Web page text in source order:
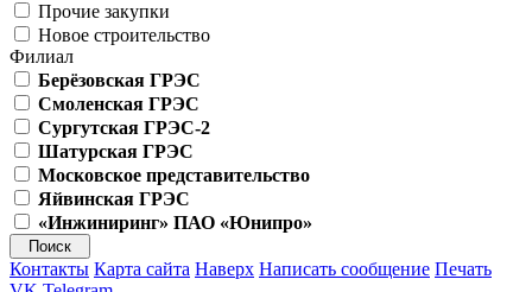
Прочие закупки
Новое строительство
Филиал
Берёзовская ГРЭС
Смоленская ГРЭС
Сургутская ГРЭС-2
Шатурская ГРЭС
Московское представительство
Яйвинская ГРЭС
«Инжиниринг» ПАО «Юнипро»
Контакты Карта сайта Наверх Написать сообщение Печать